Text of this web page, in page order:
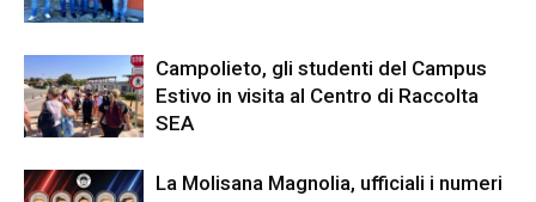
Campolieto, gli studenti del Campus
Estivo in visita al Centro di Raccolta
SEA
La Molisana Magnolia, ufficiali i numeri